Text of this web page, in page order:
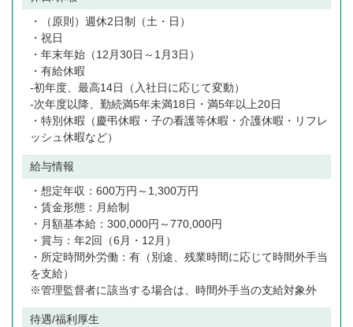
・（原則）週休2日制（土・日）
・祝日
・年末年始（12月30日～1月3日）
・有給休暇
-初年度、最高14日（入社日に応じて変動）
-次年度以降、勤続満5年未満18日・満5年以上20日
・特別休暇（慶弔休暇・子の看護等休暇・介護休暇・リフレ
ッシュ休暇など）
給与情報
・想定年収：600万円～1,300万円
・賃金形態：月給制
・月額基本給：300,000円～770,000円
・賞与：年2回（6月・12月）
・所定時間外労働：有（別途、残業時間に応じて時間外手当
を支給）
※管理監督者に該当する場合は、時間外手当の支給対象外
待遇/福利厚生